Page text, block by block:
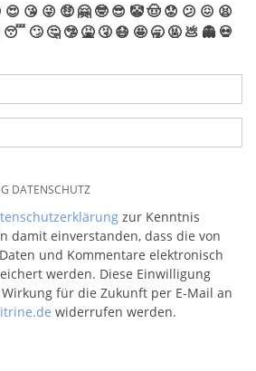
😍 😘 😜 🤑 🤗 🤓 😎 🤡🤠 😟 😕 😖 😫
😴 🙄 🤔 🤥 🤮 🤧 😷 🤩 🥱 🤬 💩 👻 💀
DATENSCHUTZ
zur Kenntnis
damit einverstanden, dass die von
und Kommentare elektronisch
werden. Diese Einwilligung
für die Zukunft per E-Mail an
widerrufen werden.